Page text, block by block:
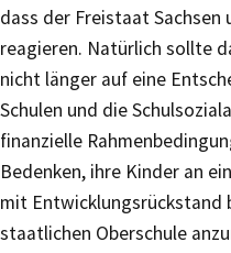
dass der Freistaat
reagieren. Natürlich sollte
nicht länger auf eine
Schulen und die
finanzielle
Bedenken, ihre Kinder an
mit Entwicklungsrückstand
staatlichen Oberschule